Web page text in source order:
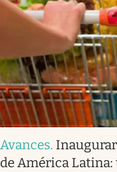
Avances.
de América